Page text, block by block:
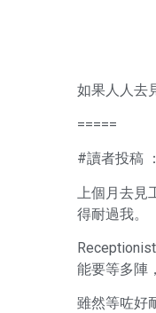
如果人人去
=====
#讀者投稿
上個月去
得耐過我。
能要等多陣
雖然等咗好